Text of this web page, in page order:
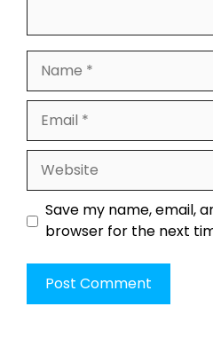
Website
Save my name, email,
browser for the next